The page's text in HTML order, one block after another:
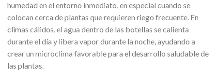
humedad en el entorno inmediato, en especial cuando se
colocan cerca de plantas que requieren riego frecuente. En
climas cálidos, el agua dentro de las botellas se calienta
durante el día y libera vapor durante la noche, ayudando a
crear un microclima favorable para el desarrollo saludable de
las plantas.